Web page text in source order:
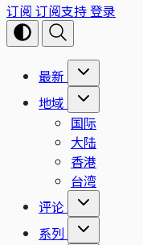
订阅 订阅支持登录
最新
地域
国际
大陆
香港
台湾
评论
系列